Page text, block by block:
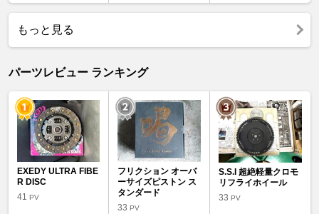
もっと見る
パーツレビュー ランキング
EXEDY ULTRA FIBE
R DISC
41 PV
フリクション オーバ
ーサイズピストン ス
タンダード
33PV
S.S.I 超絶軽量クロモ
リフライホイール
33 PV